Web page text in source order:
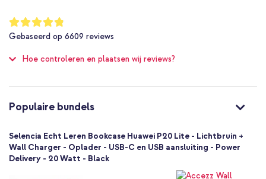
Inclusief 1 jaar garantie
mooier uit gaat zien? Bestel dan deze Selencia Echt Lederen
Niet van toepassing
Bescherming tot 1 meter
Goed
Nee
Selencia
P20L30279001
Bruin
Waardering:
96
%
of
Gebaseerd op 6609 reviews
Hoe controleren en plaatsen wij reviews?
Populaire bundels
Selencia Echt Leren Bookcase Huawei P20 Lite - Lichtbruin +
Wall Charger - Oplader - USB-C en USB aansluiting - Power
Delivery - 20 Watt - Black